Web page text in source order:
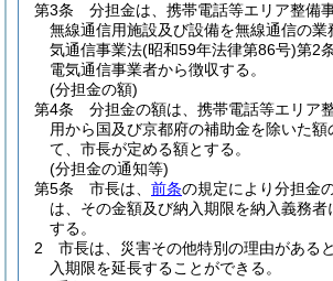
第3条
分担金は、携帯電話等エリア整備
無線通信用施設及び設備を無線通信の業
気通信事業法(昭和59年法律第86号)第2
電気通信事業者から徴収する。
(分担金の額)
第4条
分担金の額は、携帯電話等エリア
用から国及び京都府の補助金を除いた
て、市長が定める額とする。
(分担金の通知等)
第5条
市長は、 前条の規定により分担金
は、その金額及び納入期限を納入義務者
する。
2
市長は、災害その他特別の理由がある
入期限を延長することができる。